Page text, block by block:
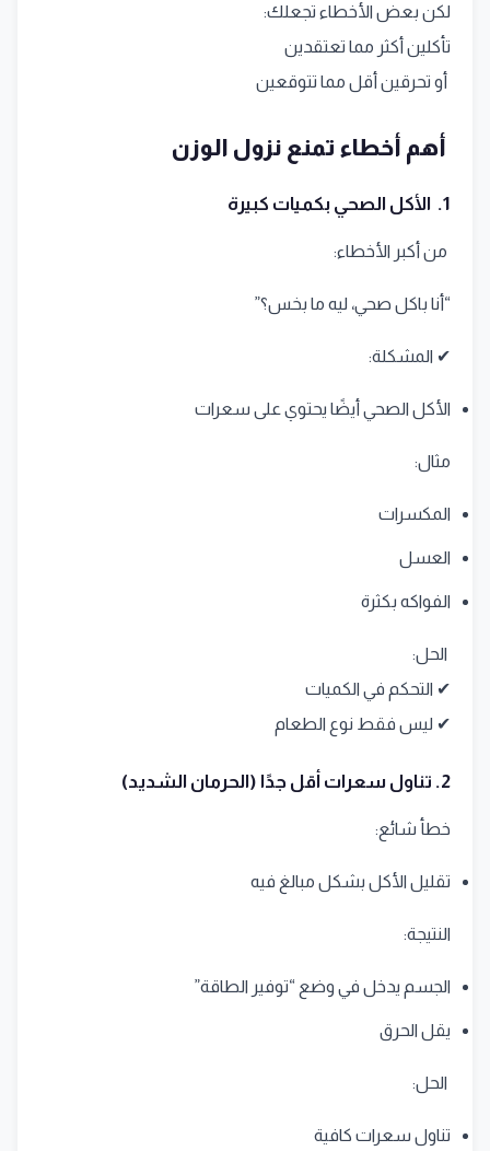
لكن بعض الأخطاء تجعلك:
تأكلين أكثر مما تعتقدين
أو تحرقين أقل مما تتوقعين
أهم أخطاء تمنع نزول الوزن
1. الأكل الصحي بكميات كبيرة
من أكبر الأخطاء:
“أنا باكل صحي، ليه ما بخس؟”
✔ المشكلة:
الأكل الصحي أيضًا يحتوي على سعرات
مثال:
المكسرات
العسل
الفواكه بكثرة
الحل:
✔ التحكم في الكميات
✔ ليس فقط نوع الطعام
2. تناول سعرات أقل جدًا (الحرمان الشديد)
خطأ شائع:
تقليل الأكل بشكل مبالغ فيه
النتيجة:
الجسم يدخل في وضع “توفير الطاقة”
يقل الحرق
الحل:
تناول سعرات كافية